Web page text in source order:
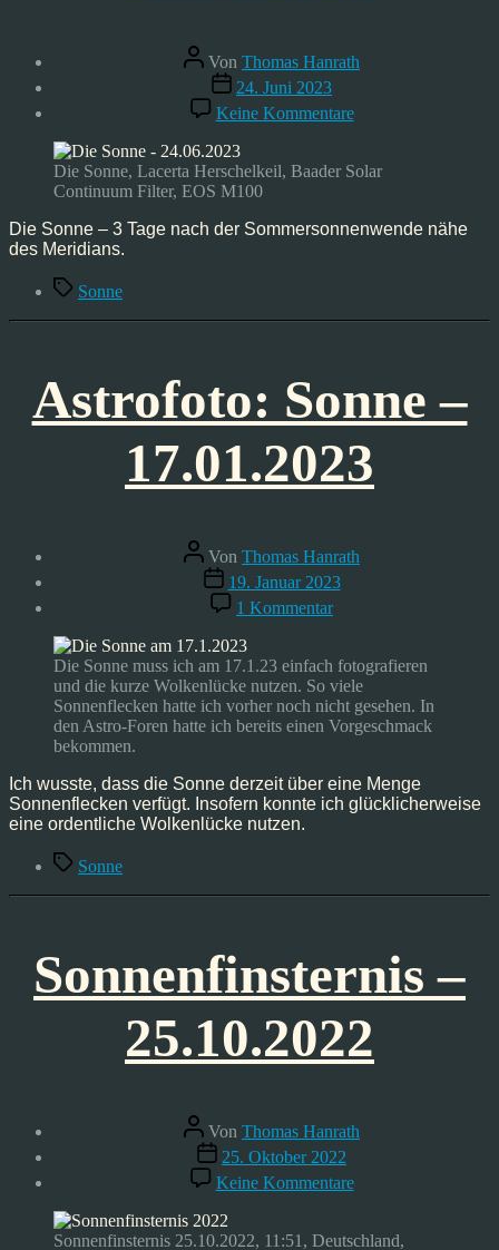
Beitragsautor
Von Thomas Hanrath
Veröffentlichungsdatum
24. Juni 2023
Keine Kommentarezu
Astrofoto:
–
Die Sonne, Lacerta Herschelkeil, Baader Solar
Continuum Filter, EOS M100
Die Sonne – 3 Tage nach der Sommersonnenwende nähe
des Meridians.
Schlagwörter
Sonne
Astrofoto: Sonne –
17.01.2023
Beitragsautor
Von Thomas Hanrath
Veröffentlichungsdatum
19. Januar 2023
1 Kommentarzu
Astrofoto:
–
17.01.2023
Die Sonne muss ich am 17.1.23 einfach fotografieren
und die kurze Wolkenlücke nutzen. So viele
Sonnenflecken hatte ich vorher noch nicht gesehen. In
den Astro-Foren hatte ich bereits einen Vorgeschmack
bekommen.
Ich wusste, dass die Sonne derzeit über eine Menge
Sonnenflecken verfügt. Insofern konnte ich glücklicherweise
eine ordentliche Wolkenlücke nutzen.
Schlagwörter
Sonne
Sonnenfinsternis –
25.10.2022
Beitragsautor
Von Thomas Hanrath
Veröffentlichungsdatum
25. Oktober 2022
Keine Kommentarezu
Sonnenfinsternis
25.10.2022
Sonnenfinsternis 25.10.2022, 11:51, Deutschland,